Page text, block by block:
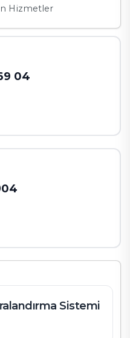
Hizmetler
04
Sistemi